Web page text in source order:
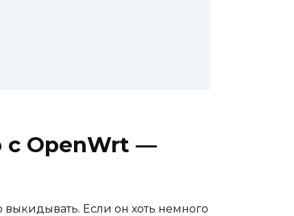
с OpenWrt —
выкидывать. Если он хоть немного